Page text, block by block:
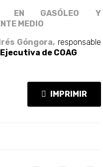
EN GASÓLEO Y
MEDIO
Góngora,responsable
de COAG
IMPRIMIR